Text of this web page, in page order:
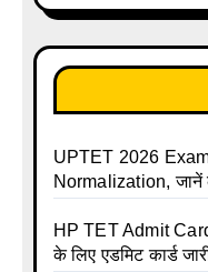
UPTET 2026
Normalization,
HP TET Admit
के लिए एडमिट कार्ड